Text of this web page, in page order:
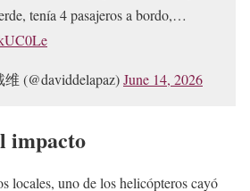
tenía 4 pasajeros a bordo,…
(@daviddelapaz)June 14, 2026
impacto
locales, uno de los helicópteros cayó